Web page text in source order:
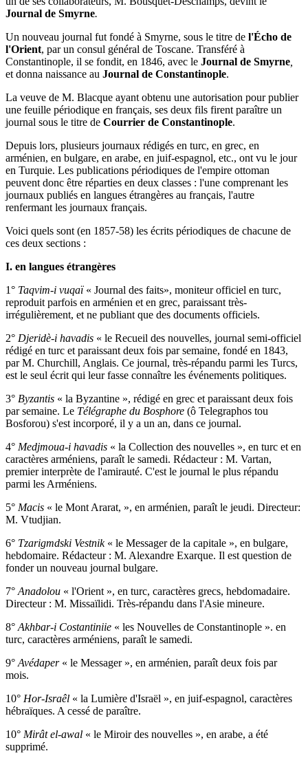
Journal de Smyrne.
Un nouveau journal fut fondé à Smyrne, sous le titre de l'Écho de
l'Orient, par un consul général de Toscane. Transféré à
Constantinople, il se fondit, en 1846, avec le Journal de Smyrne
et donna naissance au Journal de Constantinople.
La veuve de M. Blacque ayant obtenu une autorisation pour publier
une feuille périodique en français, ses deux fils firent paraître un
journal sous le titre de Courrier de Constantinople.
Depuis lors, plusieurs journaux rédigés en turc, en grec, en
arménien, en bulgare, en arabe, en juif-espagnol, etc., ont vu le jour
en Turquie. Les publications périodiques de l'empire ottoman
peuvent donc être réparties en deux classes : l'une comprenant les
journaux publiés en langues étrangères au français, l'autre
renfermant les journaux français.
Voici quels sont (en 1857-58) les écrits périodiques de chacune de
ces deux sections :
I. en langues étrangères
1° Taqvim-i vuqaï « Journal des faits», moniteur officiel en turc,
reproduit parfois en arménien et en grec, paraissant très-
irrégulièrement, et ne publiant que des documents officiels.
2° Djeridè-i havadis « le Recueil des nouvelles, journal semi-officiel
rédigé en turc et paraissant deux fois par semaine, fondé en 1843,
par M. Churchill, Anglais. Ce journal, très-répandu parmi les Turcs,
est le seul écrit qui leur fasse connaître les événements politiques.
3° Byzantis « la Byzantine », rédigé en grec et paraissant deux fois
par semaine. Le Télégraphe du Bosphore (ô Telegraphos tou
Bosforou) s'est incorporé, il y a un an, dans ce journal.
4° Medjmoua-i havadis « la Collection des nouvelles », en turc et en
caractères arméniens, paraît le samedi. Rédacteur : M. Vartan,
premier interprète de l'amirauté. C'est le journal le plus répandu
parmi les Arméniens.
5° Macis « le Mont Ararat, », en arménien, paraît le jeudi. Directeur:
M. Vtudjian.
6° Tzarigmdski Vestnik « le Messager de la capitale », en bulgare,
hebdomaire. Rédacteur : M. Alexandre Exarque. Il est question de
fonder un nouveau journal bulgare.
7° Anadolou « l'Orient », en turc, caractères grecs, hebdomadaire.
Directeur : M. Missaïlidi. Très-répandu dans l'Asie mineure.
8° Akhbar-i Costantiniie « les Nouvelles de Constantinople ». en
turc, caractères arméniens, paraît le samedi.
9° Avédaper « le Messager », en arménien, paraît deux fois par
mois.
10° Hor-Israêl « la Lumière d'Israël », en juif-espagnol, caractères
hébraïques. A cessé de paraître.
10° Mirât el-awal « le Miroir des nouvelles », en arabe, a été
supprimé.